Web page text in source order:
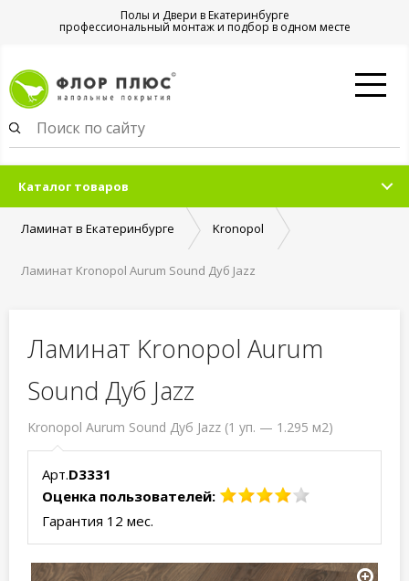
Полы и Двери в Екатеринбурге
профессиональный монтаж и подбор в одном месте
Каталог товаров
Ламинат в Екатеринбурге Kronopol
Ламинат Kronopol Aurum Sound Дуб Jazz
Ламинат Kronopol Aurum
Sound Дуб Jazz
Kronopol Aurum Sound Дуб Jazz (1 уп. — 1.295 м2)
Арт.D3331
Оценка пользователей:
Гарантия 12 мес.